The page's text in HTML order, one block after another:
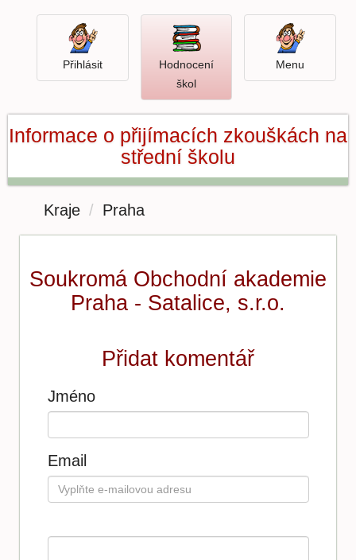
Menu
Hodnocení
školOtevři
hodnocení
PřihlásitPřihlásit
Informace o přijímacích zkouškách na
střední školu
Kraje Praha
Soukromá Obchodní akademie
Praha - Satalice, s.r.o.
Přidat komentář
Jméno
Email